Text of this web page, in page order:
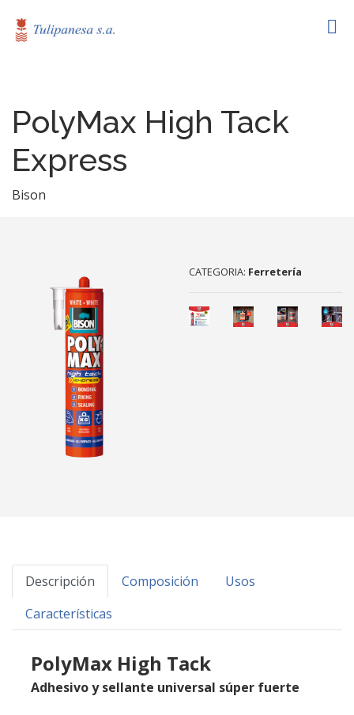
PolyMax High Tack
Express
Bison
CATEGORIA: Ferretería
Descripción Composición
Usos
Características
PolyMax High Tack
Adhesivo y sellante universal súper fuerte